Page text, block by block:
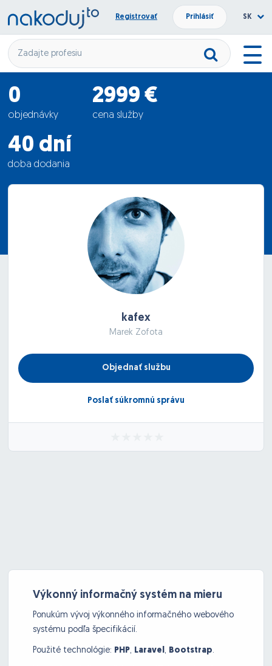
Registrovať Prihlásiť SK
0
objednávky
2999 €
cena služby
40 dní
doba dodania
kafex
Marek Zofota
Objednať službu
Poslať súkromnú správu
Výkonný informačný systém na mieru
Ponukúm vývoj výkonného informačného webového
systému podľa špecifikácií.
Použité technológie: PHP, Laravel, Bootstrap.